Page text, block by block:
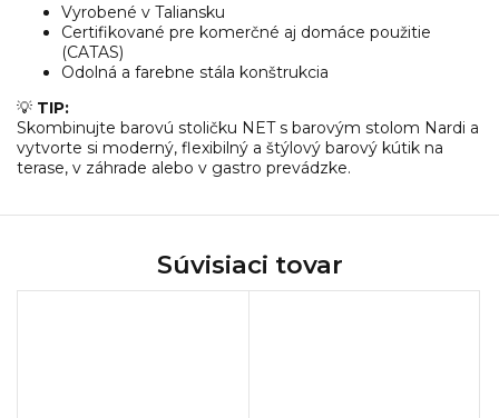
Vyrobené v Taliansku
Certifikované pre komerčné aj domáce použitie
(CATAS)
Odolná a farebne stála konštrukcia
💡 TIP:
Skombinujte barovú stoličku NET s barovým stolom Nardi a
vytvorte si moderný, flexibilný a štýlový barový kútik na
terase, v záhrade alebo v gastro prevádzke.
Súvisiaci tovar